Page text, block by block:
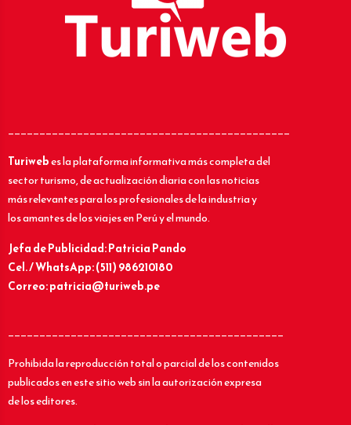
_____________________________________________
Turiwebes la plataforma informativa más completa del
sector turismo, de actualización diaria con las noticias
más relevantes para los profesionales de la industria y
los amantes de los viajes en Perú y el mundo.
Jefa de Publicidad: Patricia Pando
Cel. / WhatsApp: (511) 986210180
Correo: patricia@turiweb.pe
____________________________________________
Prohibida la reproducción total o parcial de los contenidos
publicados en este sitio web sin la autorización expresa
de los editores.